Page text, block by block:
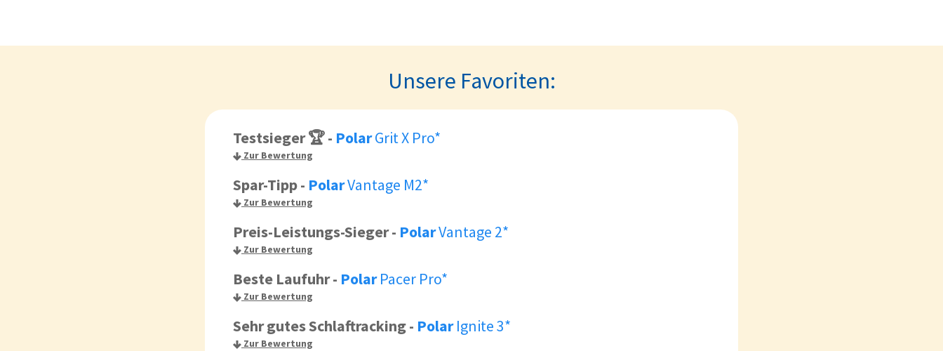
Unsere Favoriten:
Testsieger 🏆- PolarGrit X Pro*
Zur Bewertung
Spar-Tipp- PolarVantage M2*
Zur Bewertung
Preis-Leistungs-Sieger- PolarVantage 2*
Zur Bewertung
Beste Laufuhr- PolarPacer Pro*
Zur Bewertung
Sehr gutes Schlaftracking- PolarIgnite 3*
Zur Bewertung